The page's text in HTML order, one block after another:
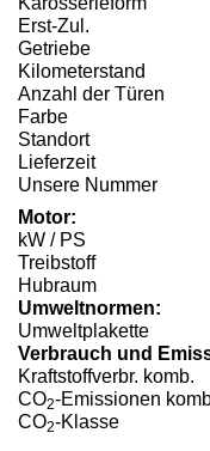
Erst-Zul.
Getriebe
Kilometerstand
Anzahl der Türen
Farbe
Standort
Lieferzeit
Unsere Nummer
Motor:
kW / PS
Treibstoff
Hubraum
Umweltnormen:
Umweltplakette
Verbrauch und
Kraftstoffverbr. komb.
CO2-Emissionen
CO2-Klasse